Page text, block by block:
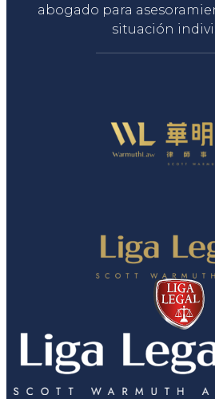
abogado para
situación